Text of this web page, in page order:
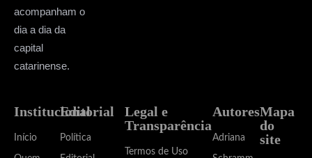
acompanham o
dia a dia da
capital
catarinense.
Institucional
Início
Editorial
Política
Legal e
Transparência
Termos de Uso
Autores
Adriana
Mapa
do
site